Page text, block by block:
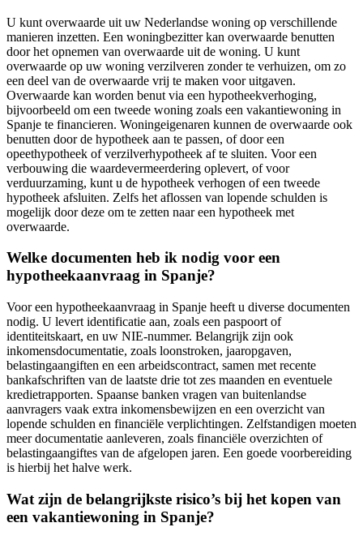
U kunt overwaarde uit uw Nederlandse woning op verschillende
manieren inzetten. Een woningbezitter kan overwaarde benutten
door het opnemen van overwaarde uit de woning. U kunt
overwaarde op uw woning verzilveren zonder te verhuizen, om zo
een deel van de overwaarde vrij te maken voor uitgaven.
Overwaarde kan worden benut via een hypotheekverhoging,
bijvoorbeeld om een tweede woning zoals een vakantiewoning in
Spanje te financieren. Woningeigenaren kunnen de overwaarde ook
benutten door de hypotheek aan te passen, of door een
opeethypotheek of verzilverhypotheek af te sluiten. Voor een
verbouwing die waardevermeerdering oplevert, of voor
verduurzaming, kunt u de hypotheek verhogen of een tweede
hypotheek afsluiten. Zelfs het aflossen van lopende schulden is
mogelijk door deze om te zetten naar een hypotheek met
overwaarde.
Welke documenten heb ik nodig voor een
hypotheekaanvraag in Spanje?
Voor een hypotheekaanvraag in Spanje heeft u diverse documenten
nodig. U levert identificatie aan, zoals een paspoort of
identiteitskaart, en uw NIE-nummer. Belangrijk zijn ook
inkomensdocumentatie, zoals loonstroken, jaaropgaven,
belastingaangiften en een arbeidscontract, samen met recente
bankafschriften van de laatste drie tot zes maanden en eventuele
kredietrapporten. Spaanse banken vragen van buitenlandse
aanvragers vaak extra inkomensbewijzen en een overzicht van
lopende schulden en financiële verplichtingen. Zelfstandigen moeten
meer documentatie aanleveren, zoals financiële overzichten of
belastingaangiftes van de afgelopen jaren. Een goede voorbereiding
is hierbij het halve werk.
Wat zijn de belangrijkste risico’s bij het kopen van
een vakantiewoning in Spanje?